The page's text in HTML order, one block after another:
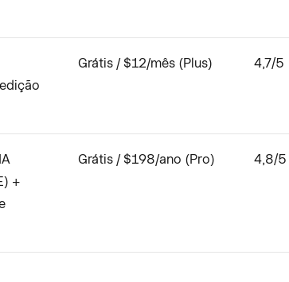
Grátis / $12/mês (Plus) 4,7/5
+
Grátis / $198/ano (Pro) 4,8/5